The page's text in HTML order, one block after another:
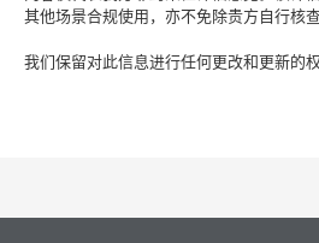
其他场景合规使用，亦不免除贵方自行核
我们保留对此信息进行任何更改和更新的